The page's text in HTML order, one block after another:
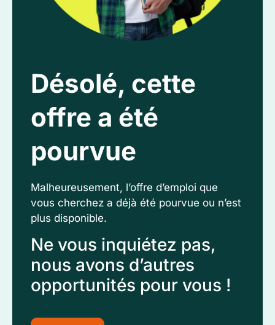
Désolé, cette
offre a été
pourvue
Malheureusement, l’offre d’emploi que
vous cherchez a déjà été pourvue ou n’est
plus disponible.
Ne vous inquiétez pas,
nous avons d’autres
opportunités pour vous !